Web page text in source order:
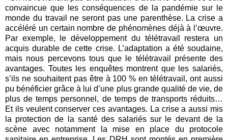
convaincue que les conséquences de la pandémie sur le
monde du travail ne seront pas une parenthèse. La crise a
accéléré un certain nombre de phénomènes déjà à l’œuvre.
Par exemple, le développement du télétravail restera un
acquis durable de cette crise. L’adaptation a été soudaine,
mais nous percevons tous que le télétravail présente des
avantages. Toutes les enquêtes montrent que les salariés,
s’ils ne souhaitent pas être à 100 % en télétravail, ont aussi
pu bénéficier grâce à lui d’une plus grande qualité de vie, de
plus de temps personnel, de temps de transports réduits…
Et ils veulent conserver ces avantages. La crise a aussi mis
la protection de la santé des salariés sur le devant de la
scène avec notamment la mise en place du protocole